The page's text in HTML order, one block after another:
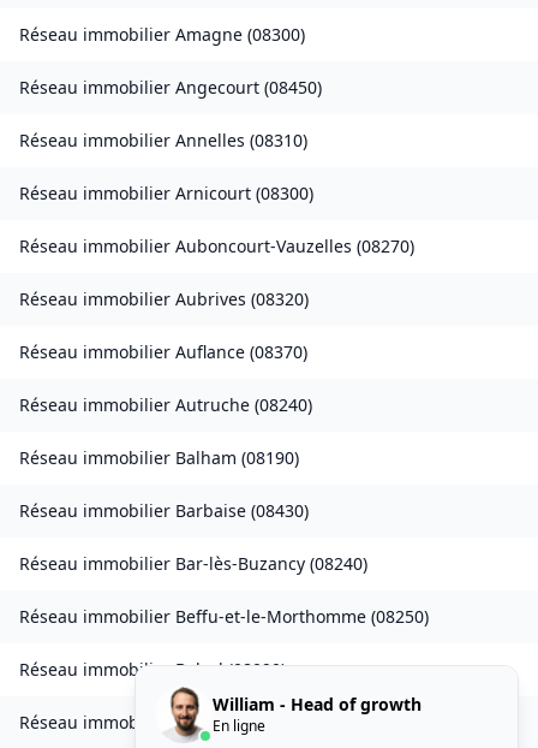
Réseau immobilier Amagne (08300)
Réseau immobilier Angecourt (08450)
Réseau immobilier Annelles (08310)
Réseau immobilier Arnicourt (08300)
Réseau immobilier Auboncourt-Vauzelles (08270)
Réseau immobilier Aubrives (08320)
Réseau immobilier Auflance (08370)
Réseau immobilier Autruche (08240)
Réseau immobilier Balham (08190)
Réseau immobilier Barbaise (08430)
Réseau immobilier Bar-lès-Buzancy (08240)
Réseau immobilier Beffu-et-le-Morthomme (08250)
Réseau immobilierBelval(08090)
Réseau immobilierBelval-Bois-des-Dames
William - Head of growth
En ligne